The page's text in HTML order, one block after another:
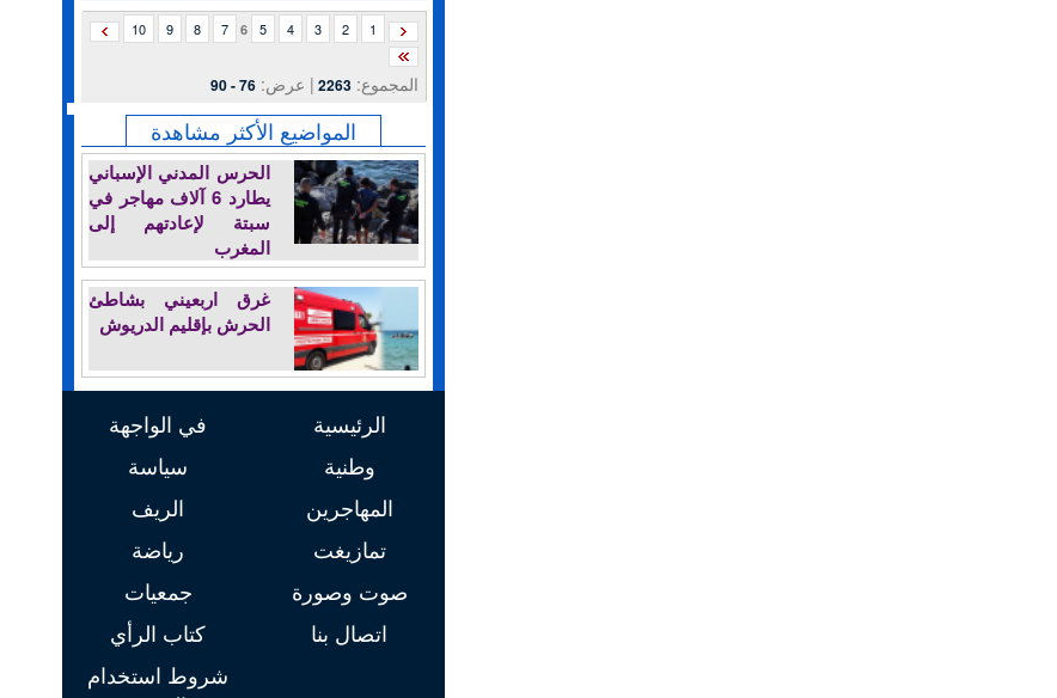
1
2
3
4
5
7
8
9
10
المجموع: 2263 | عرض: 76 - 90
المواضيع الأكثر مشاهدة
الحرس المدني الإسباني
يطارد 6 آلاف مهاجر في
سبتة لإعادتهم إلى
المغرب
غرق اربعيني بشاطئ
الحرش بإقليم الدريوش
في الواجهة
الرئيسية
سياسة
وطنية
الريف
المهاجرين
رياضة
تمازيغت
جمعيات
صوت وصورة
كتاب الرأي
اتصال بنا
شروط استخدام